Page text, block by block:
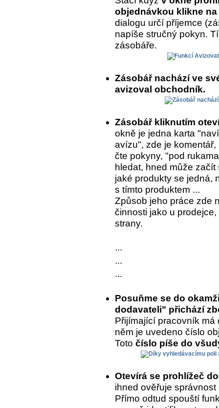
objednávkou klikne
dialogu určí příjemce
napíše stručný pokyn.
zásobáře.
Zásobář nachází ve
avizoval obchodník.
Zásobář kliknutím
okně je jedna karta
avízu", zde je
čte pokyny, "pod
hledat, hned může
jaké produkty se jedná,
s tímto produktem ...
Způsob jeho práce zde
činnosti jako u
strany.
...
...
...
Posuňme se do
dodavateli" přichází
Přijímající pracovník
něm je uvedeno číslo
Toto číslo píše do
Otevírá se prohlížeč
ihned ověřuje správnost
Přímo odtud spouští